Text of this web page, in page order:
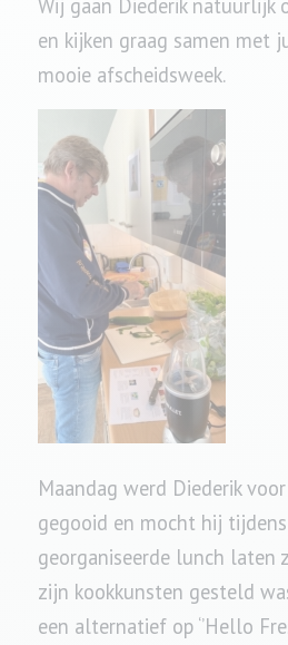
en kijken graag samen met
mooie afscheidsweek.
Maandag werd Diederik
gegooid en mocht hij
georganiseerde lunch laten
zijn kookkunsten gesteld
een alternatief op ‘’Hello